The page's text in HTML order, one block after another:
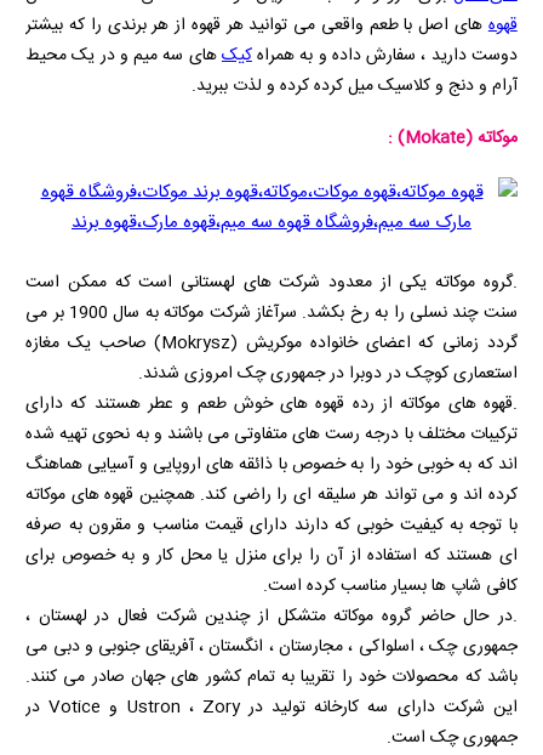
قهوههای اصل با طعم واقعی می توانید هر قهوه از هر برندی را که بیشتر
دوست دارید ، سفارش داده و به همراهکیکهای سه میم و در یک محیط
آرام و دنج و کلاسیک میل کرده کرده و لذت ببرید.
موکاته(Mokate)
:
.گروه موکاته یکی از معدود شرکت های لهستانی است که ممکن است
سنت چند نسلی را به رخ بکشد. سرآغاز شرکت موکاته به سال 1900 بر می
گردد زمانی که اعضای خانواده موکریش (Mokrysz)صاحب یک مغازه
استعماری کوچک در دوبرا در جمهوری چک امروزی شدند.
.قهوه های موکاته از رده قهوه های خوش طعم و عطر هستند که دارای
ترکیبات مختلف با درجه رست های متفاوتی می باشند و به نحوی تهیه شده
اند که به خوبی خود را به خصوص با ذائقه های اروپایی و آسیایی هماهنگ
کرده اند و می تواند هر سلیقه ای را راضی کند. همچنین قهوه های موکاته
با توجه به کیفیت خوبی که دارند دارای قیمت مناسب و مقرون به صرفه
ای هستند که استفاده از آن را برای منزل یا محل کار و به خصوص برای
کافی شاپ ها بسیار مناسب کرده است.
.در حال حاضر گروه موکاته متشکل از چندین شرکت فعال در لهستان ،
جمهوری چک ، اسلواکی ، مجارستان ، انگستان ، آفریقای جنوبی و دبی می
باشد که محصولات خود را تقریبا به تمام کشور های جهان صادر می کنند.
این شرکت دارای سه کارخانه تولید درZory ، Ustron و Voticeدر
جمهوری چک است.